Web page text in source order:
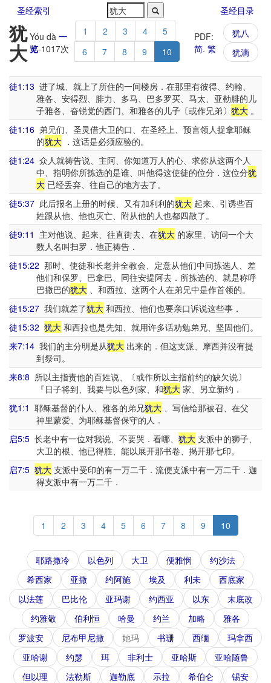
圣经索引 圣经目录
犹
大
Yóu dà 一
览-1017次
1 2 3 4
5
6
7 8 9 10
PDF:
简. 繁
犹八
犹滴
徒1:13 进了城、就上了所住的一间楼房．在那里有彼得、约翰、
雅各、安得烈、腓力、多马、巴多罗买、马太、亚勒腓的儿
子雅各、奋锐党的西门、和雅各的儿子〔或作兄弟〕 犹大。
徒1:16 弟兄们、圣灵借大卫的口、在圣经上、预言领人捉拿耶稣
的犹大．这话是必须应验的。
徒1:24 众人就祷告说、主阿、你知道万人的心、求你从这两个人
中、指明你所拣选的是谁、叫他得这使徒的位分．这位分犹
大已经丢弃、往自己的地方去了。
徒5:37 此后报名上册的时候、又有加利利的犹大 起来、引诱些百
姓跟从他、他也灭亡、附从他的人也都四散了。
徒9:11 主对他说、起来、往直街去、在犹大 的家里、访问一个大
数人名叫扫罗．他正祷告．
徒15:22 那时、使徒和长老并全教会、定意从他们中间拣选人、差
他们和保罗、巴拿巴、同往安提阿去．所拣选的、就是称呼
巴撒巴的犹大、和西拉、这两个人在弟兄中是作首领的。
徒15:27 我们就差了犹大 和西拉、他们也要亲口诉说这些事．
徒15:32 犹大 和西拉也是先知、就用许多话劝勉弟兄、坚固他们。
来7:14 我们的主分明是从犹大 出来的．但这支派、摩西并没有提
到祭司。
来8:8 所以主指责他的百姓说、〔或作所以主指前约的缺欠说〕
『日子将到、我要与以色列家、和犹大家、另立新约．
犹1:1 耶稣基督的仆人、雅各的弟兄犹大 、写信给那被召、在父
神里蒙爱、为耶稣基督保守的人．
启5:5 长老中有一位对我说、不要哭．看哪、 犹大 支派中的狮子、
大卫的根、他已得胜、能以展开那书卷、揭开那七印。
启7:5 犹大 支派中受印的有一万二千．流便支派中有一万二千．迦
得支派中有一万二千．
1 2 3 4 5 6 7 8 9 10
耶路撒冷 以色列 大卫 便雅悯
约沙法
希西家
亚撒 约阿施 埃及 利未
西底家
以法莲
巴比伦 亚玛谢 约西亚 以东
末底改
约雅敬
伯利恒 哈曼 约兰 加略
雅各
罗波安
尼布甲尼撒 她玛 书珊 西缅
玛拿西
亚哈谢
约瑟 珥 非利士 亚哈斯
亚哈随鲁
但以理
法勒斯 迦勒底 示拉 希伯仑
锡安